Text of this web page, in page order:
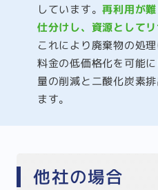
しています。再利用が
仕分けし、資源として
これにより廃棄物の処
料金の低価格化を可能
量の削減と二酸化炭素
ます。
他社の場合